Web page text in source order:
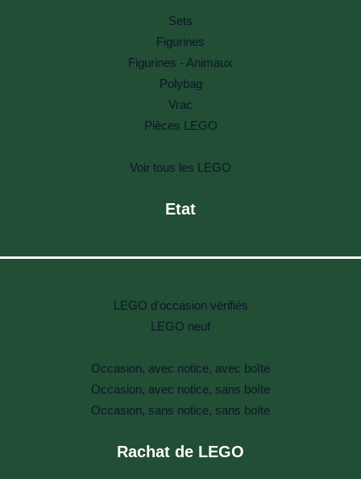
Sets
Figurines
Figurines - Animaux
Polybag
Vrac
Pièces LEGO
Voir tous les LEGO
Etat
LEGO d'occasion vérifiés
LEGO neuf
Occasion, avec notice, avec boîte
Occasion, avec notice, sans boîte
Occasion, sans notice, sans boîte
Rachat de LEGO